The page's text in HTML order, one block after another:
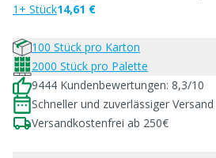
1+ Stück14,61 €
100 Stück pro Karton
2000 Stück pro Palette
9444 Kundenbewertungen: 8,3/10
Schneller und zuverlässiger Versand
Versandkostenfrei ab 250€